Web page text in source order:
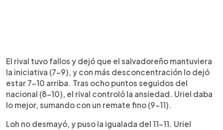
El rival tuvo fallos y dejó que el salvadoreño mantuviera
la iniciativa (7-9), y con más desconcentración lo dejó
estar 7-10 arriba. Tras ocho puntos seguidos del
nacional (8-10), el rival controló la ansiedad. Uriel daba
lo mejor, sumando con un remate fino (9-11).
Loh no desmayó, y puso la igualada del 11-11. Uriel